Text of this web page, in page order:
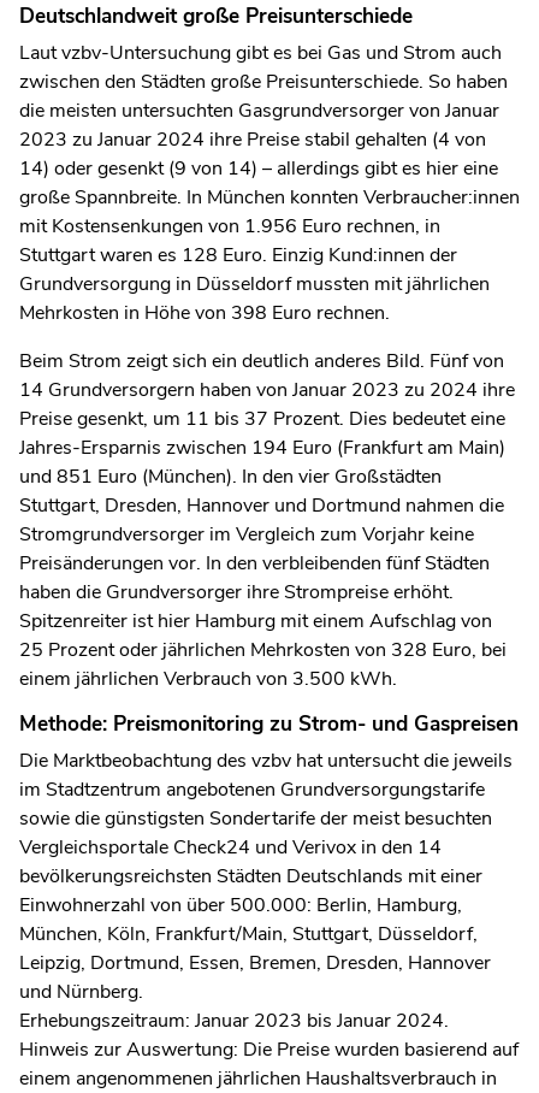
Deutschlandweit große Preisunterschiede
Laut vzbv-Untersuchung gibt es bei Gas und Strom auch
zwischen den Städten große Preisunterschiede. So haben
die meisten untersuchten Gasgrundversorger von Januar
2023 zu Januar 2024 ihre Preise stabil gehalten (4 von
14) oder gesenkt (9 von 14) – allerdings gibt es hier eine
große Spannbreite. In München konnten Verbraucher:innen
mit Kostensenkungen von 1.956 Euro rechnen, in
Stuttgart waren es 128 Euro. Einzig Kund:innen der
Grundversorgung in Düsseldorf mussten mit jährlichen
Mehrkosten in Höhe von 398 Euro rechnen.
Beim Strom zeigt sich ein deutlich anderes Bild. Fünf von
14 Grundversorgern haben von Januar 2023 zu 2024 ihre
Preise gesenkt, um 11 bis 37 Prozent. Dies bedeutet eine
Jahres-Ersparnis zwischen 194 Euro (Frankfurt am Main)
und 851 Euro (München). In den vier Großstädten
Stuttgart, Dresden, Hannover und Dortmund nahmen die
Stromgrundversorger im Vergleich zum Vorjahr keine
Preisänderungen vor. In den verbleibenden fünf Städten
haben die Grundversorger ihre Strompreise erhöht.
Spitzenreiter ist hier Hamburg mit einem Aufschlag von
25 Prozent oder jährlichen Mehrkosten von 328 Euro, bei
einem jährlichen Verbrauch von 3.500 kWh.
Methode: Preismonitoring zu Strom- und Gaspreisen
Die Marktbeobachtung des vzbv hat untersucht die jeweils
im Stadtzentrum angebotenen Grundversorgungstarife
sowie die günstigsten Sondertarife der meist besuchten
Vergleichsportale Check24 und Verivox in den 14
bevölkerungsreichsten Städten Deutschlands mit einer
Einwohnerzahl von über 500.000: Berlin, Hamburg,
München, Köln, Frankfurt/Main, Stuttgart, Düsseldorf,
Leipzig, Dortmund, Essen, Bremen, Dresden, Hannover
und Nürnberg.
Erhebungszeitraum: Januar 2023 bis Januar 2024.
Hinweis zur Auswertung: Die Preise wurden basierend auf
einem angenommenen jährlichen Haushaltsverbrauch in